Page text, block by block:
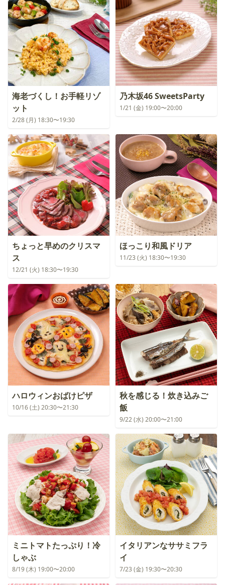
海老づくし！お手軽リゾ
ット
2/28 (月) 18:30〜19:30
乃木坂46 SweetsParty
1/21 (金) 19:00〜20:00
ちょっと早めのクリスマ
ス
12/21 (火) 18:30〜19:30
ほっこり和風ドリア
11/23 (火) 18:30〜19:30
ハロウィンおばけピザ
10/16 (土) 20:30〜21:30
秋を感じる！炊き込みご
飯
9/22 (水) 20:00〜21:00
ミニトマトたっぷり！冷
しゃぶ
8/19 (木) 19:00〜20:00
イタリアンなササミフラ
イ
7/23 (金) 19:30〜20:30